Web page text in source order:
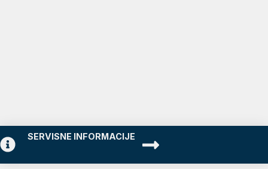
SERVISNE INFORMACIJE